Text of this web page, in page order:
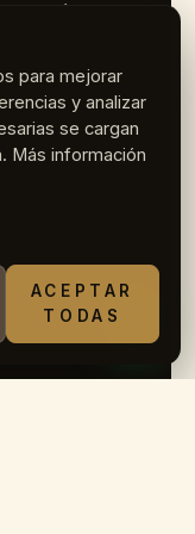
a 20 h
para mejorar
y analizar
se cargan
Más información
ACEPTAR
TODAS